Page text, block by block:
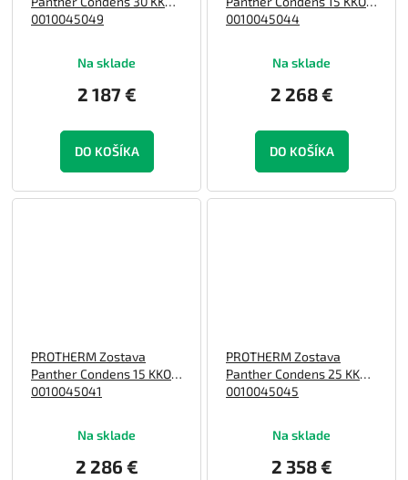
0010045049
Na sklade
2 187 €
DO KOŠÍKA
0010045044
Na sklade
2 268 €
DO KOŠÍKA
PROTHERM Zostava
Panther Condens 15 KKO
0010045041
Na sklade
2 286 €
PROTHERM Zostava
Panther Condens 25 KKO
0010045045
Na sklade
2 358 €